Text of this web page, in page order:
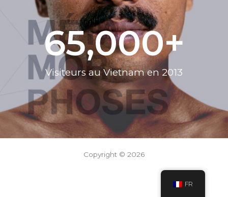
Visiteurs au Vietnam en 2013
65,000+
Copyright © 2026
FR